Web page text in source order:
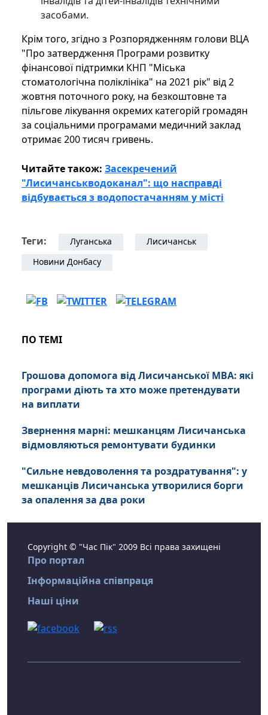
засобами.
Крім того, згідно з Розпорядженням голови ВЦА
"Про затвердження Програми розвитку
фінансової підтримки КНП "Міська
стоматологічна поліклініка" на 2021 рік" від 2
жовтня поточного року, на безкоштовне та
пільгове лікування окремих категорій громадян
за соціальними програмами медичний заклад
отримає 200 тисяч гривень.
Читайте також: Засекречений
"Лисичанськводоканал": що насправді
відбувається з водопостачанням у місті
Теги: Луганська
Лисичанськ
Новини Донбасу
ПО ТЕМІ
Грошова допомога від Лисичанської МВА: які
програми діють та хто може претендувати
на виплати
Звернення марні: мешканцям Лисичанська
відмовляються ремонтувати будинки
"Сильне невдоволення та роздратування": у
мешканців Лисичанська утворилися борги
за опалення за два роки
Copyright © "Час Пік" 2009 Всі права захищені
Про портал
Інформаційна співпраця
Наші ціни